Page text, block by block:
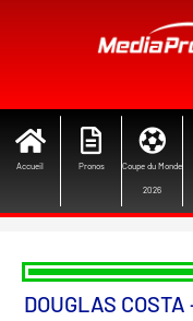
Accueil Pronos Coupe du Monde
2026
DOUGLAS